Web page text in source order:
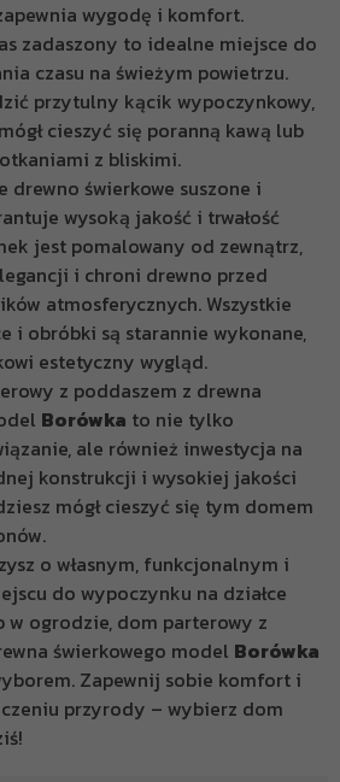
wygodę i komfort.
to idealne miejsce do
czasu na świeżym powietrzu.
przytulny kącik wypoczynkowy,
cieszyć się poranną kawą lub
z bliskimi.
świerkowe suszone i
wysoką jakość i trwałość
jest pomalowany od zewnątrz,
i chroni drewno przed
atmosferycznych. Wszystkie
i obróbki są starannie wykonane,
estetyczny wygląd.
z poddaszem z drewna
Borówka to nie tylko
ale również inwestycja na
konstrukcji i wysokiej jakości
mógł cieszyć się tym domem
o własnym, funkcjonalnym i
do wypoczynku na działce
w ogrodzie, dom parterowy z
świerkowego model Borówka
Zapewnij sobie komfort i
przyrody – wybierz dom